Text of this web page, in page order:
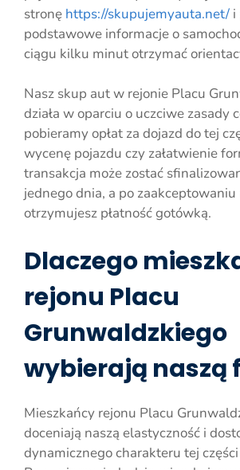
stronę https://skupujemyauta.net/ i
podstawowe informacje o
ciągu kilku minut otrzymać
Nasz skup aut w rejonie Placu
działa w oparciu o uczciwe zasady
pobieramy opłat za dojazd do tej
wycenę pojazdu czy załatwienie
transakcja może zostać
jednego dnia, a po
otrzymujesz płatność gotówką.
Dlaczego
rejonu Placu
Grunwaldzkiego
wybierają naszą
Mieszkańcy rejonu Placu
doceniają naszą elastyczność i
dynamicznego charakteru tej